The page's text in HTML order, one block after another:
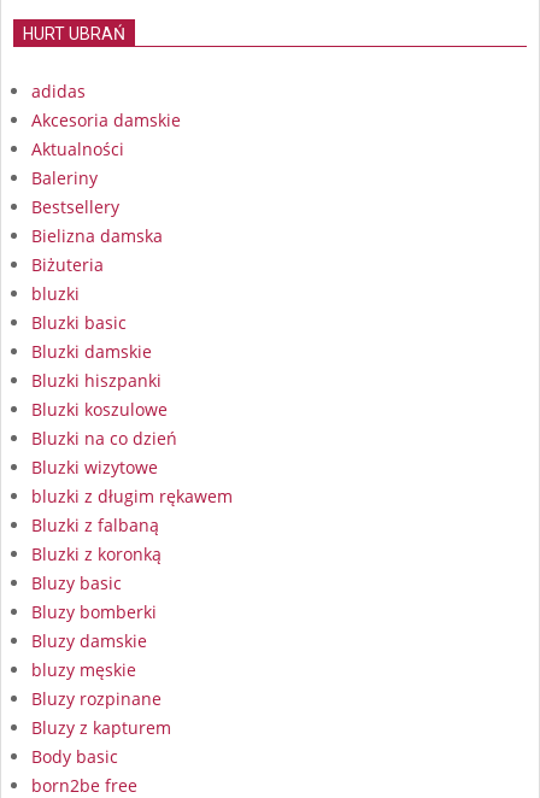
HURT UBRAŃ
adidas
Akcesoria damskie
Aktualności
Baleriny
Bestsellery
Bielizna damska
Biżuteria
bluzki
Bluzki basic
Bluzki damskie
Bluzki hiszpanki
Bluzki koszulowe
Bluzki na co dzień
Bluzki wizytowe
bluzki z długim rękawem
Bluzki z falbaną
Bluzki z koronką
Bluzy basic
Bluzy bomberki
Bluzy damskie
bluzy męskie
Bluzy rozpinane
Bluzy z kapturem
Body basic
born2be free